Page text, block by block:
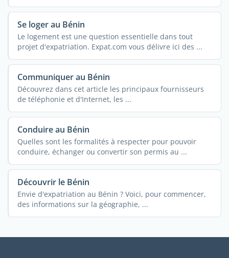
Se loger au Bénin
Le logement est une question essentielle dans tout
projet d'expatriation. Expat.com vous délivre ici des ...
Communiquer au Bénin
Découvrez dans cet article les principaux fournisseurs
de téléphonie et d'Internet, les ...
Conduire au Bénin
Quelles sont les formalités à respecter pour pouvoir
conduire, échanger ou convertir son permis au ...
Découvrir le Bénin
Envie d'expatriation au Bénin ? Voici, pour commencer,
des informations sur la géographie, ...